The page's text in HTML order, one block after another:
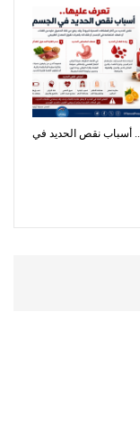
أسباب نقص الحديد في